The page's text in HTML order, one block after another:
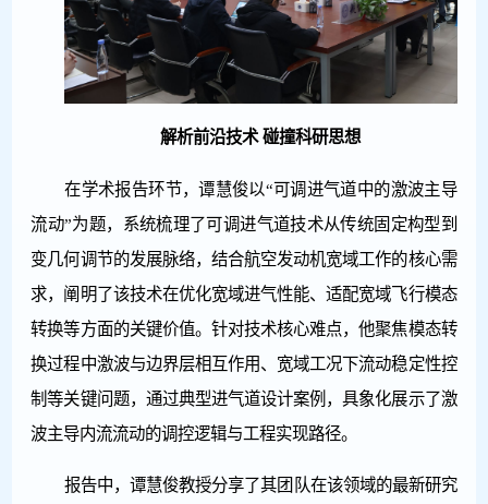
解析前沿技术 碰撞科研思想
在学术报告环节，谭慧俊以“可调进气道中的激波主导
流动”为题，系统梳理了可调进气道技术从传统固定构型到
变几何调节的发展脉络，结合航空发动机宽域工作的核心需
求，阐明了该技术在优化宽域进气性能、适配宽域飞行模态
转换等方面的关键价值。针对技术核心难点，他聚焦模态转
换过程中激波与边界层相互作用、宽域工况下流动稳定性控
制等关键问题，通过典型进气道设计案例，具象化展示了激
波主导内流流动的调控逻辑与工程实现路径。
报告中，谭慧俊教授分享了其团队在该领域的最新研究